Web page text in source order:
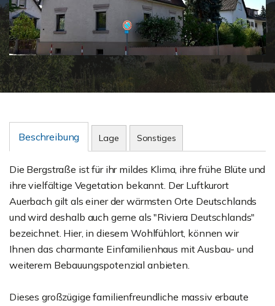
Beschreibung Lage Sonstiges
Die Bergstraße ist für ihr mildes Klima, ihre frühe Blüte und
ihre vielfältige Vegetation bekannt. Der Luftkurort
Auerbach gilt als einer der wärmsten Orte Deutschlands
und wird deshalb auch gerne als "Riviera Deutschlands"
bezeichnet. Hier, in diesem Wohlfühlort, können wir
Ihnen das charmante Einfamilienhaus mit Ausbau- und
weiterem Bebauungspotenzial anbieten.
Dieses großzügige familienfreundliche massiv erbaute